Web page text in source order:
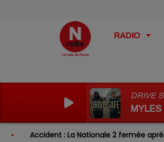
RADIO
DRIVE
Accident : La Nationale 2 fermée après